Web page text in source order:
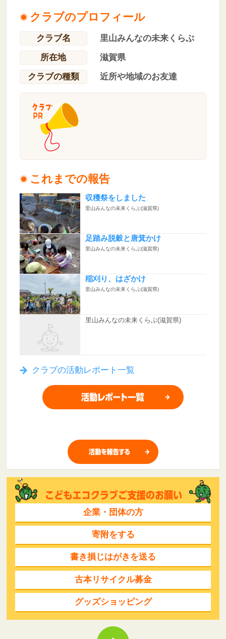
クラブのプロフィール
クラブ名
里山みんなの未来くらぶ
所在地
滋賀県
クラブの種類
近所や地域のお友達
これまでの報告
収穫祭をしました
里山みんなの未来くらぶ(滋賀県)
足踏み脱穀と唐箕かけ
里山みんなの未来くらぶ(滋賀県)
稲刈り、はざかけ
里山みんなの未来くらぶ(滋賀県)
里山みんなの未来くらぶ(滋賀県)
クラブの活動レポート一覧
企業・団体の方
寄附をする
書き損じはがきを送る
古本リサイクル募金
グッズショッピング